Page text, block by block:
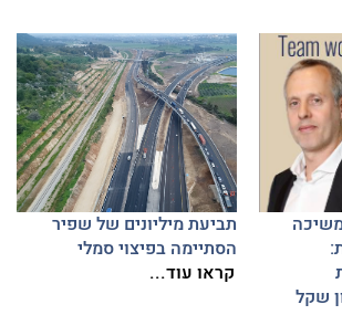
תביעת מיליונים של שפיר
הסתיימה בפיצוי סמלי
קראו עוד...